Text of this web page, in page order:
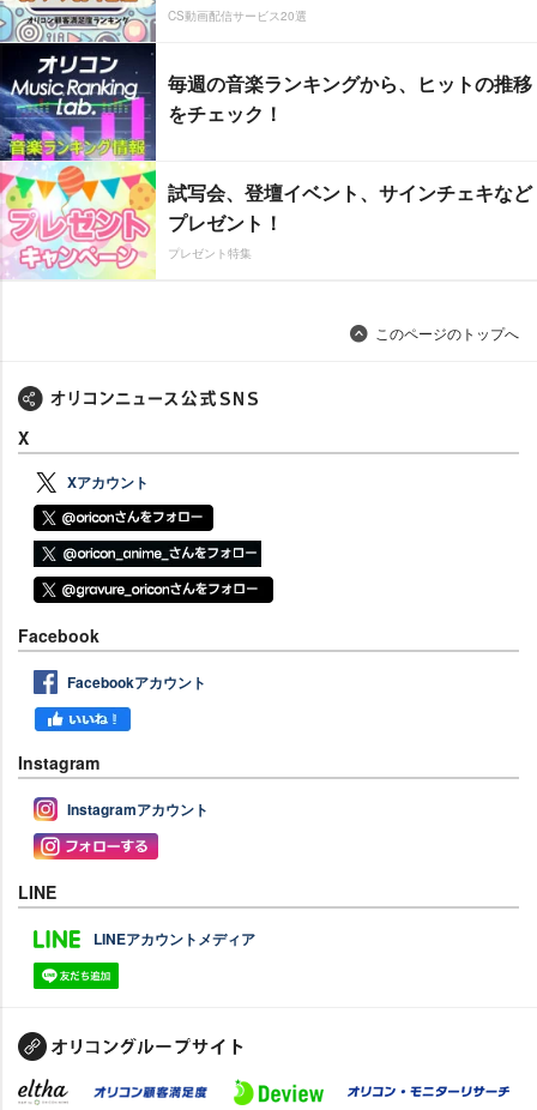
CS動画配信サービス20選
毎週の音楽ランキングから、ヒットの推移
をチェック！
試写会、登壇イベント、サインチェキなど
プレゼント！
プレゼント特集
このページのトップへ
X
Xアカウント
Facebook
Facebookアカウント
Instagram
Instagramアカウント
LINE
LINEアカウントメディア